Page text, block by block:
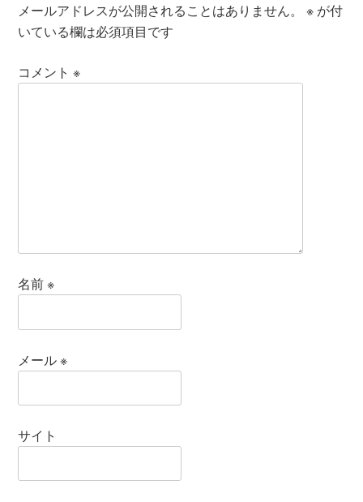
メールアドレスが公開されることはありません。 ※ が付
いている欄は必須項目です
コメント※
名前※
メール※
サイト